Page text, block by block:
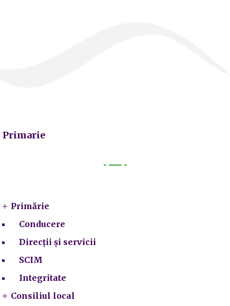
Primarie
Primărie
Conducere
Direcții și servicii
SCIM
Integritate
Consiliul local